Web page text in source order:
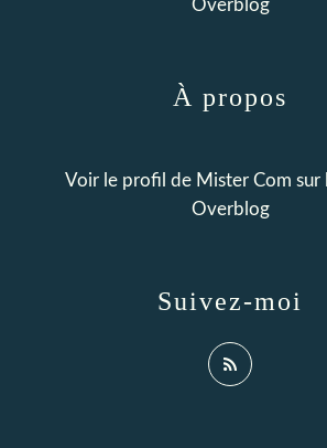
Overblog
Suivez-moi
À propos
Voir le profil de Mister Com sur
Overblog